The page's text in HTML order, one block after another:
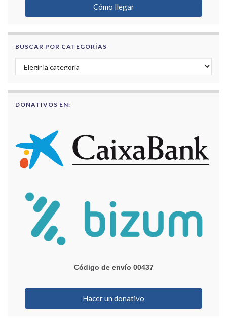
Cómo llegar
BUSCAR POR CATEGORÍAS
Buscar por categorías
DONATIVOS EN:
Código de envío 00437
Hacer un donativo